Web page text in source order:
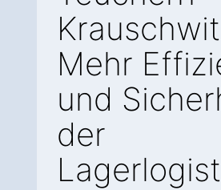
Mehr
und
der